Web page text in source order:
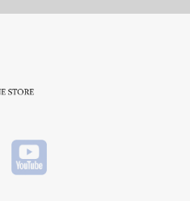
S/S Tee)